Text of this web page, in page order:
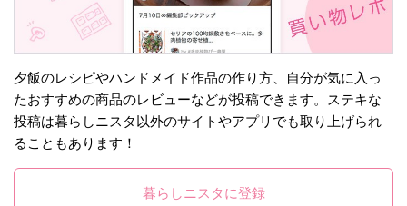
夕飯のレシピやハンドメイド作品の作り方、自分が気に入っ
たおすすめの商品のレビューなどが投稿できます。ステキな
投稿は暮らしニスタ以外のサイトやアプリでも取り上げられ
ることもあります！
暮らしニスタに登録